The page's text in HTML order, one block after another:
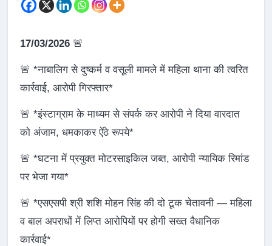
17/03/2026 🚨
🚨 *नाबालिग से दुष्कर्म व वसूली मामले में महिला थाना की त्वरित
कार्रवाई, आरोपी गिरफ्तार*
🚨 *इंस्टाग्राम के माध्यम से संपर्क कर आरोपी ने दिया वारदात
को अंजाम, धमकाकर ऐंठे रूपये*
🚨 *घटना में प्रयुक्त मोटरसाइकिल जब्त, आरोपी न्यायिक रिमांड
पर भेजा गया*
🚨 *एसएसपी श्री शशि मोहन सिंह की दो टूक चेतावनी — महिला
व बाल अपराधों में लिप्त आरोपियों पर होगी सख्त वैधानिक
कार्रवाई*